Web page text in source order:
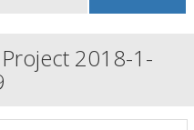
2018-1-